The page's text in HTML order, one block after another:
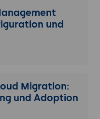
und
Migration:
und Adoption